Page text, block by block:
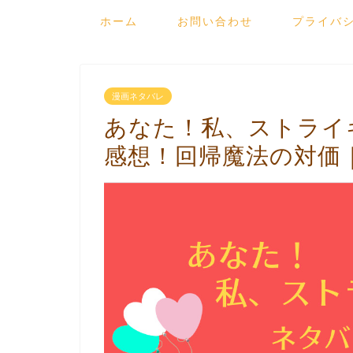
ホーム お問い合わせ プライバ
漫画ネタバレ
あなた！私、ストラ
感想！回帰魔法の対